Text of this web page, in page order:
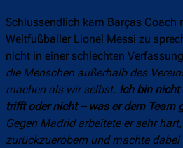
Schlussendlich kam Barças Coach
Weltfußballer Lionel Messi zu
nicht in einer schlechten
die Menschen außerhalb des
machen als wir selbst. Ich bin nicht
trifft oder nicht – was er dem Team
Gegen Madrid arbeitete er sehr
zurückzuerobern und machte dabei